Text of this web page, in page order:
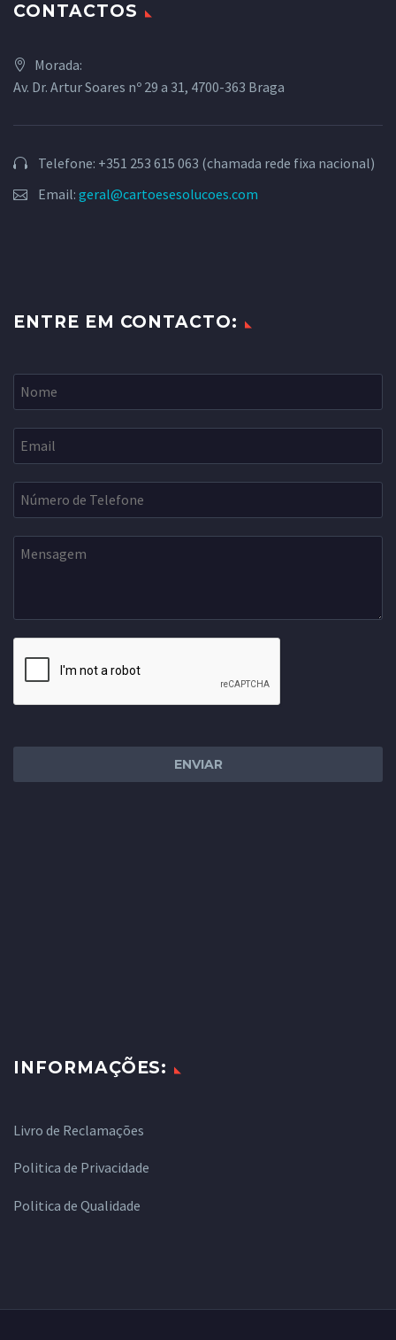
CONTACTOS
Morada:
Av. Dr. Artur Soares nº 29 a 31, 4700-363 Braga
Telefone: +351 253 615 063 (chamada rede fixa nacional)
Email: geral@cartoesesolucoes.com
ENTRE EM CONTACTO:
INFORMAÇÕES:
Livro de Reclamações
Politica de Privacidade
Politica de Qualidade